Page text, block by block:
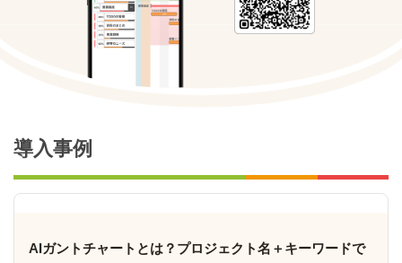
導入事例
AIガントチャートとは？プロジェクト名＋キーワードで